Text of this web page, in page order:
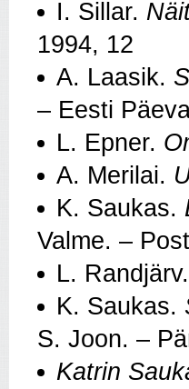
I. Sillar.
1994, 12
A. Laasik.
– Eesti
L. Epner.
A. Merilai.
K. Saukas.
Valme. –
L. Randjärv.
K. Saukas.
S. Joon. –
Katrin